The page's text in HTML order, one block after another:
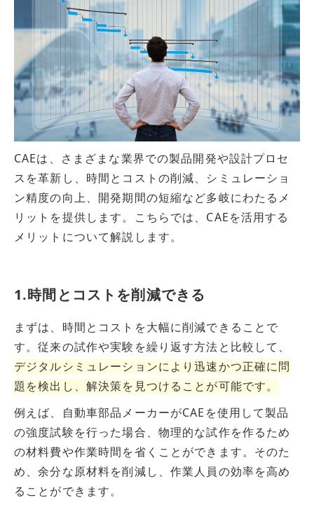
CAEは、さまざまな業界での製品開発や設計プロセ
スを革新し、時間とコストの削減、シミュレーショ
ン精度の向上、開発期間の短縮など多岐にわたるメ
リットを提供します。こちらでは、CAEを活用する
メリットについて解説します。
1.時間とコストを削減できる
まずは、時間とコストを大幅に削減できることで
す。従来の試作や実験を繰り返す方法と比較して、
デジタルシミュレーションにより迅速かつ正確に問
題を検出し、解決策を見つけることが可能です。
例えば、自動車部品メーカーがCAEを使用して製品
の強度試験を行った場合、物理的な試作を作るため
の材料費や作業時間を省くことができます。そのた
め、余分な原材料を削減し、作業人員の効率を高め
ることができます。